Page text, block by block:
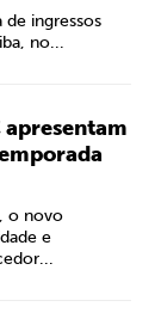
ingressos
no...
apresentam
o novo
e